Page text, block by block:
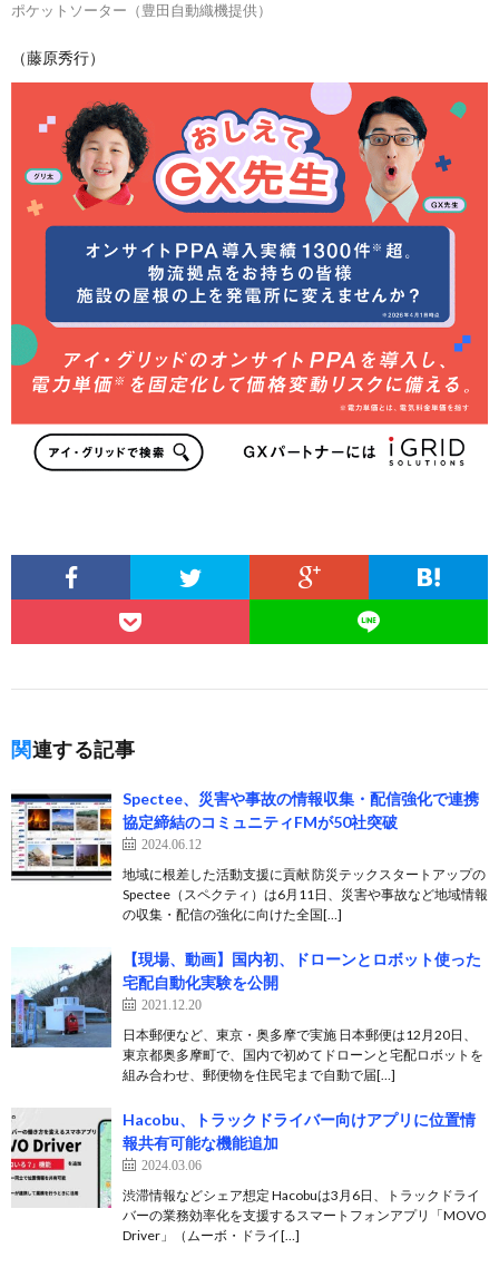
ポケットソーター（豊田自動織機提供）
（藤原秀行）
関連する記事
Spectee、災害や事故の情報収集・配信強化で連携
協定締結のコミュニティFMが50社突破
2024.06.12
地域に根差した活動支援に貢献 防災テックスタートアップの
Spectee（スペクティ）は6月11日、災害や事故など地域情報
の収集・配信の強化に向けた全国[…]
【現場、動画】国内初、ドローンとロボット使った
宅配自動化実験を公開
2021.12.20
日本郵便など、東京・奥多摩で実施 日本郵便は12月20日、
東京都奥多摩町で、国内で初めてドローンと宅配ロボットを
組み合わせ、郵便物を住民宅まで自動で届[…]
Hacobu、トラックドライバー向けアプリに位置情
報共有可能な機能追加
2024.03.06
渋滞情報などシェア想定 Hacobuは3月6日、トラックドライ
バーの業務効率化を支援するスマートフォンアプリ「MOVO
Driver」（ムーボ・ドライ[…]